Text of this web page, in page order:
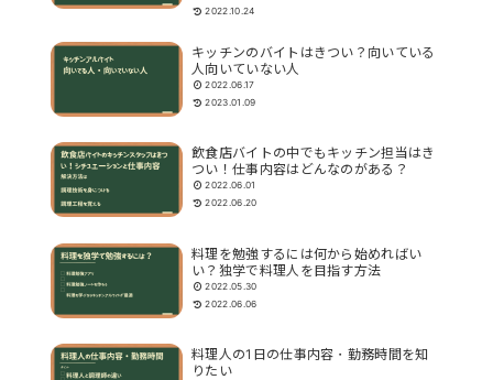
2022.10.24
キッチンのバイトはきつい？向いている
人向いていない人
2022.06.17
2023.01.09
飲食店バイトの中でもキッチン担当はき
つい！仕事内容はどんなのがある？
2022.06.01
2022.06.20
料理を勉強するには何から始めればい
い？独学で料理人を目指す方法
2022.05.30
2022.06.06
料理人の1日の仕事内容・勤務時間を知
りたい